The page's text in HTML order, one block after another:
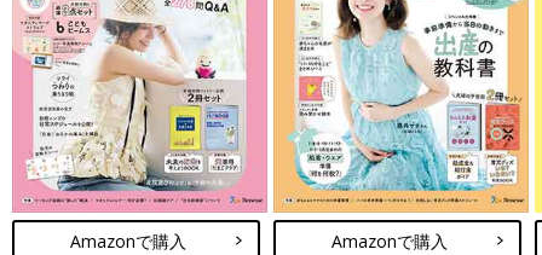
PROFILE）
北里大学 衛生学部化学科卒業後化学薬品会社で合成洗剤の製造
を担当。2006年より、東京を中心に各地でチュラルクリーニン
グ講師になり、ナチュラクリーニング講師としてテレビや雑誌な
どで活躍。ナチュラルクリーニングとは、環境＆手肌に優しい、
Amazonで購入 Amazonで購入